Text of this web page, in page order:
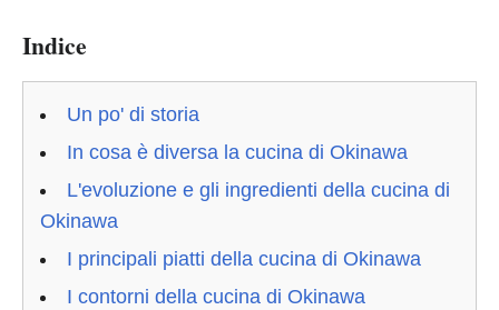
Indice
Un po' di storia
In cosa è diversa la cucina di Okinawa
L'evoluzione e gli ingredienti della cucina di
Okinawa
I principali piatti della cucina di Okinawa
I contorni della cucina di Okinawa